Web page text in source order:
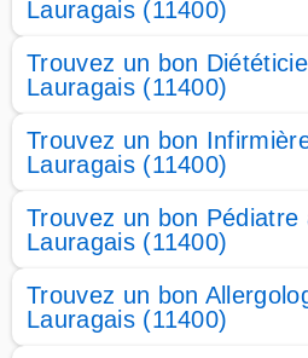
Lauragais (11400)
Trouvez un bon
Lauragais (11400)
Trouvez un bon
Lauragais (11400)
Trouvez un bon Pédiatre
Lauragais (11400)
Trouvez un bon
Lauragais (11400)